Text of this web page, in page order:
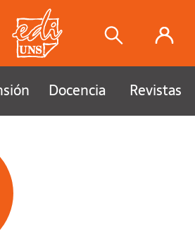
Docencia Revistas